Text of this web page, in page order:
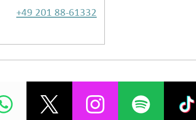
+49 201 88-61332